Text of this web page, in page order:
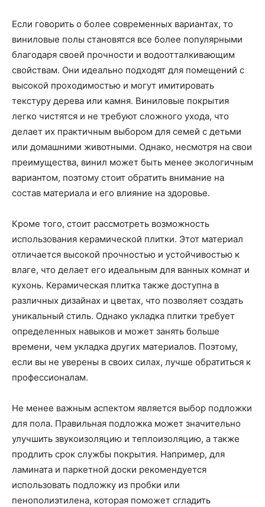
Если говорить о более современных вариантах, то
виниловые полы становятся все более популярными
благодаря своей прочности и водоотталкивающим
свойствам. Они идеально подходят для помещений с
высокой проходимостью и могут имитировать
текстуру дерева или камня. Виниловые покрытия
легко чистятся и не требуют сложного ухода, что
делает их практичным выбором для семей с детьми
или домашними животными. Однако, несмотря на свои
преимущества, винил может быть менее экологичным
вариантом, поэтому стоит обратить внимание на
состав материала и его влияние на здоровье.
Кроме того, стоит рассмотреть возможность
использования керамической плитки. Этот материал
отличается высокой прочностью и устойчивостью к
влаге, что делает его идеальным для ванных комнат и
кухонь. Керамическая плитка также доступна в
различных дизайнах и цветах, что позволяет создать
уникальный стиль. Однако укладка плитки требует
определенных навыков и может занять больше
времени, чем укладка других материалов. Поэтому,
если вы не уверены в своих силах, лучше обратиться к
профессионалам.
Не менее важным аспектом является выбор подложки
для пола. Правильная подложка может значительно
улучшить звукоизоляцию и теплоизоляцию, а также
продлить срок службы покрытия. Например, для
ламината и паркетной доски рекомендуется
использовать подложку из пробки или
пенополиэтилена, которая поможет сгладить